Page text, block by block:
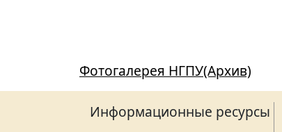
Фотогалерея НГПУ(Архив)
Информационные ресурсы